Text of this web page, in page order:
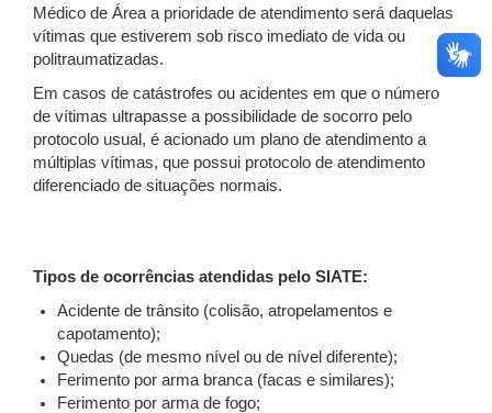
Médico de Área a prioridade de atendimento será daquelas
vítimas que estiverem sob risco imediato de vida ou
politraumatizadas.
Em casos de catástrofes ou acidentes em que o número
de vítimas ultrapasse a possibilidade de socorro pelo
protocolo usual, é acionado um plano de atendimento a
múltiplas vítimas, que possui protocolo de atendimento
diferenciado de situações normais.
Tipos de ocorrências atendidas pelo SIATE:
Acidente de trânsito (colisão, atropelamentos e
capotamento);
Quedas (de mesmo nível ou de nível diferente);
Ferimento por arma branca (facas e similares);
Ferimento por arma de fogo;